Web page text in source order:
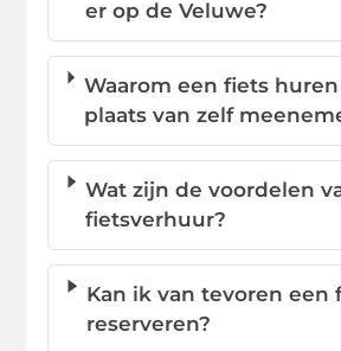
er op de Veluwe?
Waarom een fiets
plaats van zelf
Wat zijn de voordelen
fietsverhuur?
Kan ik van tevoren een
reserveren?